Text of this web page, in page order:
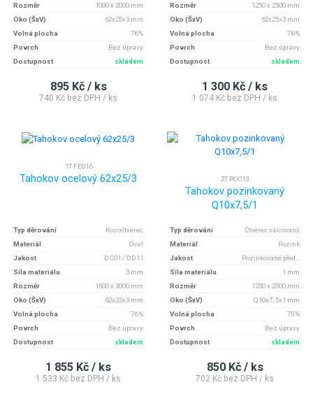
Rozměr
1000 x 2000 mm
Oko (ŠxV)
62x25x3 mm
Volná plocha
76 %
Povrch
Bez úpravy
Dostupnost
skladem
895 Kč / ks
740 Kč bez DPH / ks
Rozměr
1250 x 2500 mm
Oko (ŠxV)
62x25x3 mm
Volná plocha
76 %
Povrch
Bez úpravy
Dostupnost
skladem
1 300 Kč / ks
1 074 Kč bez DPH / ks
1T FE016
Tahokov ocelový 62x25/3
Typ děrování
Kosočtverec
Materiál
Ocel
Jakost
DC01 / DD11
Síla materiálu
3 mm
Rozměr
1500 x 3000 mm
Oko (ŠxV)
62x25x3 mm
Volná plocha
76 %
Povrch
Bez úpravy
Dostupnost
skladem
1 855 Kč / ks
1 533 Kč bez DPH / ks
2T PO013
Tahokov pozinkovaný
Q10x7,5/1
Typ děrování
Čtverec válcovaný
Materiál
Pozink
Jakost
Pozinkované před..
Síla materiálu
1 mm
Rozměr
1250 x 2500 mm
Oko (ŠxV)
Q10x7, 5x1 mm
Volná plocha
75 %
Povrch
Bez úpravy
Dostupnost
skladem
850 Kč / ks
702 Kč bez DPH / ks